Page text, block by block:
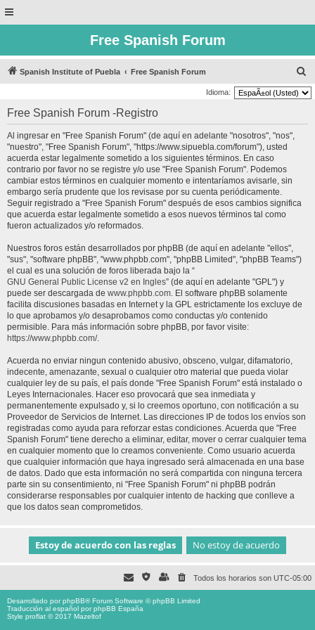
Free Spanish Forum
Spanish Institute of Puebla Free Spanish Forum
u
Idioma:
Free Spanish Forum -Registro
Al ingresar en "Free Spanish Forum" (de aquí en adelante "nosotros", "nos",
"nuestro", "Free Spanish Forum", "https://www.sipuebla.com/forum"), usted
acuerda estar legalmente sometido a los siguientes términos. En caso
contrario por favor no se registre y/o use "Free Spanish Forum". Podemos
cambiar estos términos en cualquier momento e intentaríamos avisarle, sin
embargo sería prudente que los revisase por su cuenta periódicamente.
Seguir registrado a "Free Spanish Forum" después de esos cambios significa
que acuerda estar legalmente sometido a esos nuevos términos tal como
fueron actualizados y/o reformados.
Nuestros foros están desarrollados por phpBB (de aquí en adelante "ellos",
"sus", "software phpBB", "www.phpbb.com", "phpBB Limited", "phpBB Teams")
el cual es una solución de foros liberada bajo la “
GNU General Public License v2 en Ingles” (de aquí en adelante "GPL") y
puede ser descargada de www.phpbb.com. El software phpBB solamente
facilita discusiones basadas en Internet y la GPL estrictamente los excluye de
lo que aprobamos y/o desaprobamos como conductas y/o contenido
permisible. Para más información sobre phpBB, por favor visite:
https://www.phpbb.com/.
Acuerda no enviar ningun contenido abusivo, obsceno, vulgar, difamatorio,
indecente, amenazante, sexual o cualquier otro material que pueda violar
cualquier ley de su país, el país donde "Free Spanish Forum" está instalado o
Leyes Internacionales. Hacer eso provocará que sea inmediata y
permanentemente expulsado y, si lo creemos oportuno, con notificación a su
Proveedor de Servicios de Internet. Las direcciones IP de todos los envíos son
registradas como ayuda para reforzar estas condiciones. Acuerda que "Free
Spanish Forum" tiene derecho a eliminar, editar, mover o cerrar cualquier tema
en cualquier momento que lo creamos conveniente. Como usuario acuerda
que cualquier información que haya ingresado será almacenada en una base
de datos. Dado que esta información no será compartida con ninguna tercera
parte sin su consentimiento, ni "Free Spanish Forum" ni phpBB podrán
considerarse responsables por cualquier intento de hacking que conlleve a
que los datos sean comprometidos.
Todos los horarios son UTC-05:00
Desarrollado porphpBB® Forum Software © phpBB Limited
Traducción al español porphpBB España
Style proflat © 2017 Mazeltof